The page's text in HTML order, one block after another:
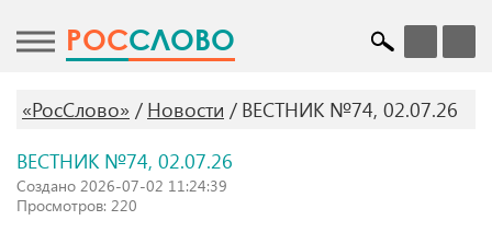
POCСЛОВО
«РосСлово» Новости
ВЕСТНИК №74, 02.07.26
ВЕСТНИК №74, 02.07.26
Создано 2026-07-02 11:24:39
Просмотров: 220